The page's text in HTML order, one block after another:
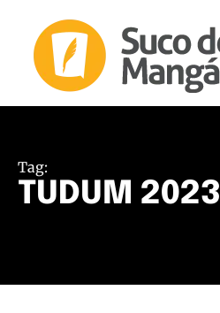
Tag:
TUDUM 2023